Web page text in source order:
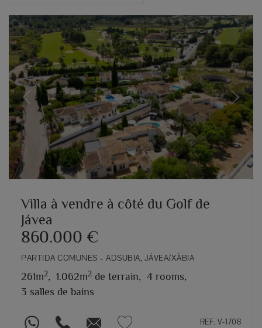
Previous Next
Villa à vendre à côté du Golf de
Jávea
860.000 €
PARTIDA COMUNES – ADSUBIA, JÁVEA/XÀBIA
261m2, 1.062m2 de terrain, 4 rooms,
3 salles de bains
REF. V-1708